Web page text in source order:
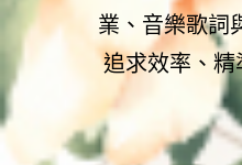
業、音樂歌詞
追求效率、精